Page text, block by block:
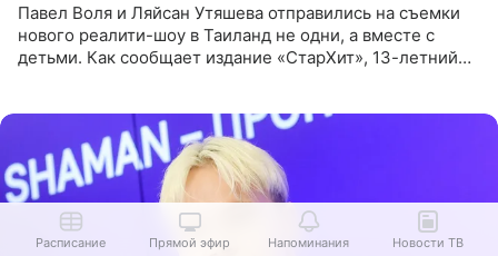
Павел Воля и Ляйсан Утяшева отправились на съемки
нового реалити-шоу в Таиланд не одни, а вместе с
детьми. Как сообщает издание «СтарХит», 13-летний
Расписание Прямой эфир Напоминания Новости ТВ